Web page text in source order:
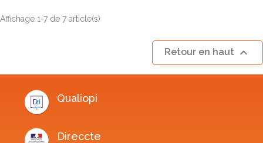
Affichage 1-7 de 7 article(s)
Retour en haut 
Qualiopi
Direccte